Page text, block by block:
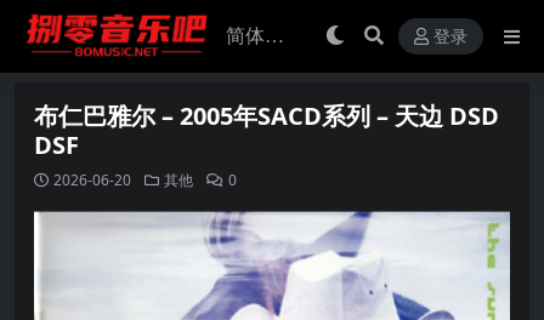
登录
布仁巴雅尔 – 2005年SACD系列 – 天边 DSD
DSF
2026-06-20 其他 0